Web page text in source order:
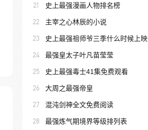
21 史上最强漫画人物排名榜
22 主宰之心林辰的小说
23 史上最强祖师爷三季什么时候上映
24 最强皇太子叶凡苗莹莹
25 史上最强毒士41集免费观看
26 大周之最强帝皇
27 混沌剑神全文免费阅读
28 最强炼气期境界等级排列表